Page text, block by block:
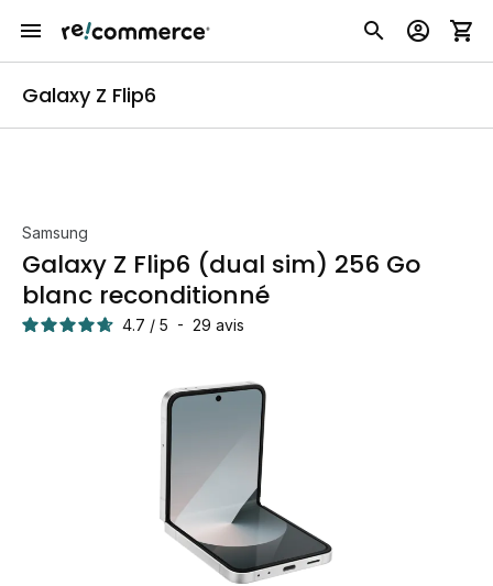
Galaxy Z Flip6
Samsung
Galaxy Z Flip6 (dual sim) 256 Go
blanc reconditionné
4.7 / 5 - 29 avis